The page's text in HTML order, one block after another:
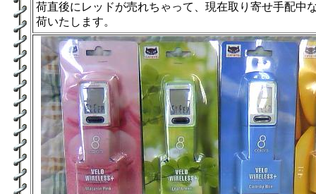
荷直後にレッドが売れちゃって、現在取り寄せ手配中
荷いたします。